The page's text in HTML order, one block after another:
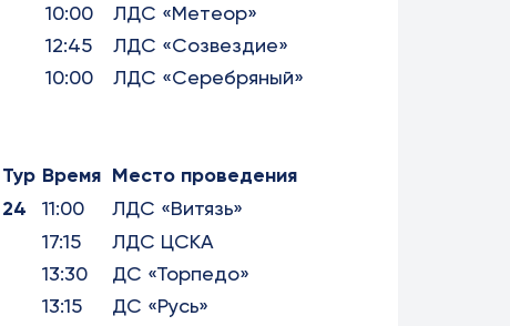
10:00
ЛДС «Метеор»
12:45
ЛДС «Созвездие»
10:00 ЛДС «Серебряный»
Тур Время Место проведения
24 11:00
ЛДС «Витязь»
17:15
ЛДС ЦСКА
13:30
ДС «Торпедо»
13:15 ДС «Русь»